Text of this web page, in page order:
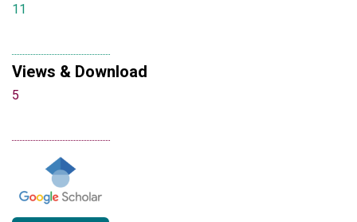
11
Views & Download
5